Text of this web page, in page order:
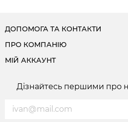
ДОПОМОГА ТА КОНТАКТИ
ПРО КОМПАНІЮ
МІЙ АККАУНТ
Дізнайтесь першими про